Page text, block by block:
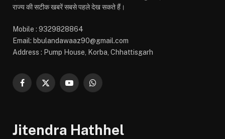
राज्य की सटीक खबरें सबसे पहले देख सकते हैं।
Mobile : 9329828864
Email: bbulandawaaz90@gmail.com
Address : Pump House, Korba, Chhattisgarh
Facebook
X
YouTubeWhatsApp
Jitendra Hathhel